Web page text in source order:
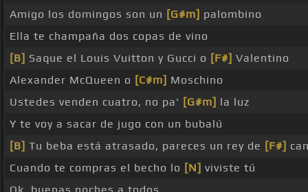
Amigo los domingos son un [G#m] palombino
Ella te champaña dos copas de vino
[B] Saque el Louis Vuitton y Gucci o [F#] Valentino
Alexander McQueen o [C#m] Moschino
Ustedes venden cuatro, no pa' [G#m] la luz
Y te voy a sacar de jugo con un bubalú
[B] Tu beba está atrasado, pareces un rey de [F#]
Cuando te compras el becho lo [N] viviste tú